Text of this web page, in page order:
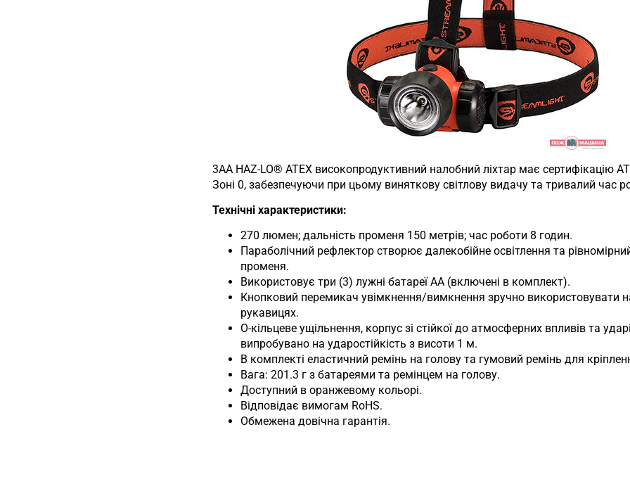
3AA HAZ-LO® ATEX високопродуктивний налобний ліхтар має сертифікацію
Зоні 0, забезпечуючи при цьому виняткову світлову видачу та тривалий час
Технічні характеристики:
270 люмен; дальність променя 150 метрів; час роботи 8 годин.
Параболічний рефлектор створює далекобійне освітлення та
променя.
Використовує три (3) лужні батареї AA (включені в комплект).
Кнопковий перемикач увімкнення/вимкнення зручно використовувати
рукавицях.
О-кільцеве ущільнення, корпус зі стійкої до атмосферних впливів та
випробувано на ударостійкість з висоти 1 м.
В комплекті еластичний ремінь на голову та гумовий ремінь для
Вага: 201.3 г з батареями та ремінцем на голову.
Доступний в оранжевому кольорі.
Відповідає вимогам RoHS.
Обмежена довічна гарантія.